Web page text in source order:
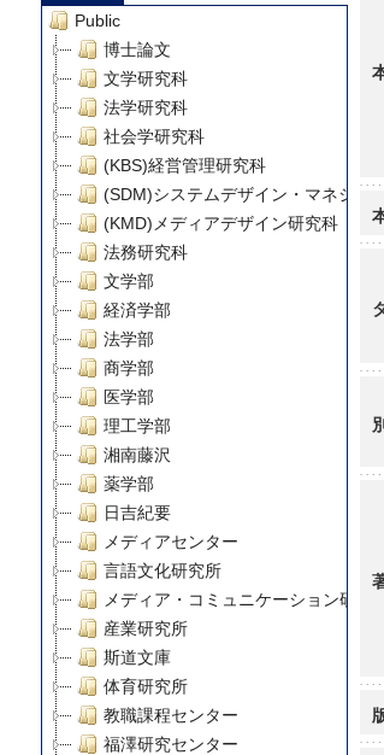
Public
博士論文
文学研究科
法学研究科
社会学研究科
(KBS)経営管理研究科
(SDM)システムデザイン・マネジメ
(KMD)メディアデザイン研究科
法務研究科
文学部
経済学部
法学部
商学部
医学部
理工学部
湘南藤沢
薬学部
日吉紀要
メディアセンター
言語文化研究所
メディア・コミュニケーション研究所
産業研究所
斯道文庫
体育研究所
教職課程センター
福澤研究センター